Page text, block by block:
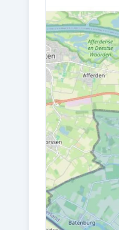
Bouw en
BOUWJAAR
1970
WARM WATER
Cv-ketel
Kadastraal en
Volle